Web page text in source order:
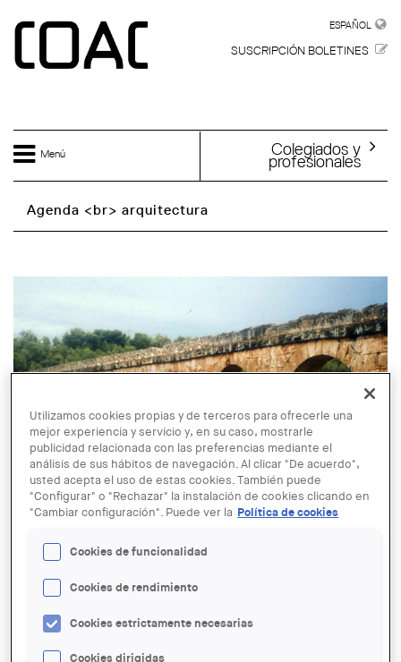
ESPAÑOL
SUSCRIPCIÓN BOLETINES
Menú Colegiados y
profesionales
Agenda <br> arquitectura
Visita al conjunto arqueológico de
Olèrdola, el acueducto romano del
Pont del Diable, la villa romana de
Utilizamos cookies propias y de terceros para ofrecerle una
mejor experiencia y servicio y, en su caso, mostrarle
publicidad relacionada con las preferencias mediante el
análisis de sus hábitos de navegación. Al clicar "De acuerdo",
usted acepta el uso de estas cookies. También puede
"Configurar" o "Rechazar" la instalación de cookies clicando en
"Cambiar configuración". Puede ver la Política de cookies
Cookies de funcionalidad
Cookies de rendimiento
Cookies estrictamente necesarias
Cookies dirigidas